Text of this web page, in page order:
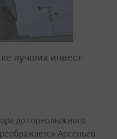
лучших инвест-
до горнолыжного
Арсеньев